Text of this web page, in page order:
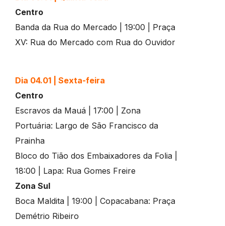
Centro
Banda da Rua do Mercado | 19:00 | Praça
XV: Rua do Mercado com Rua do Ouvidor
Dia 04.01 | Sexta-feira
Centro
Escravos da Mauá | 17:00 | Zona
Portuária: Largo de São Francisco da
Prainha
Bloco do Tião dos Embaixadores da Folia |
18:00 | Lapa: Rua Gomes Freire
Zona Sul
Boca Maldita | 19:00 | Copacabana: Praça
Demétrio Ribeiro